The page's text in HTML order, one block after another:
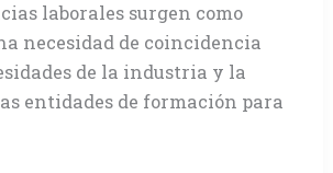
laborales surgen como
necesidad de coincidencia
de la industria y la
entidades de formación para